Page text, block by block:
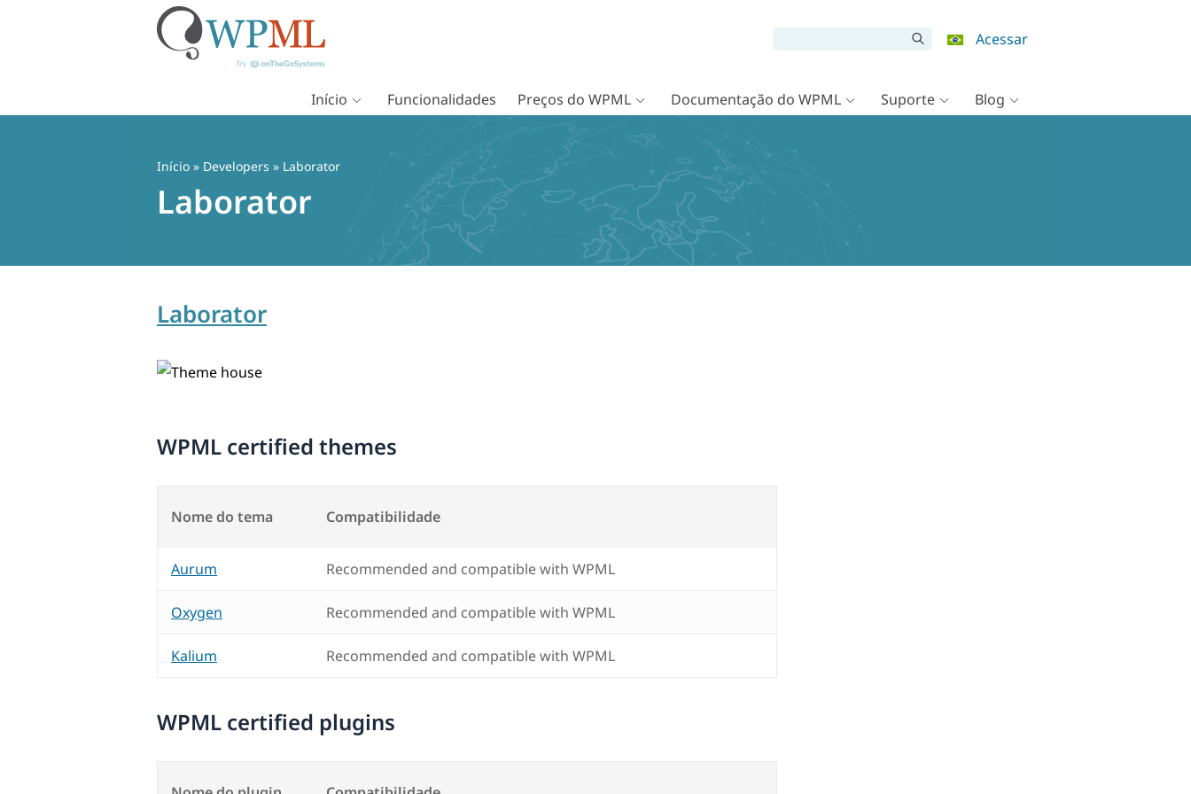
Acessar
Início Funcionalidades Preços do WPML Documentação do WPML Suporte Blog
Início » Developers » Laborator
Laborator
Laborator
WPML certified themes
Nome do tema Compatibilidade
Aurum Recommended and compatible with WPML
Oxygen Recommended and compatible with WPML
Kalium Recommended and compatible with WPML
WPML certified plugins